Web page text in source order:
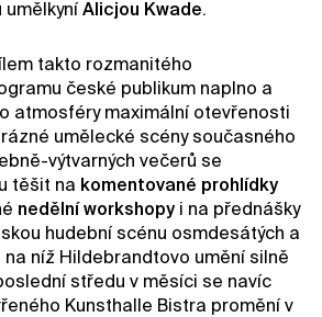
Alicjou Kwade.
takto rozmanitého
české publikum naplno a
atmosféry maximální otevřenosti
umělecké scény současného
výtvarných večerů se
těšit na komentované prohlídky
nedělní workshopy i na přednášky
hudební scénu osmdesátých a
níž Hildebrandtovo umění silně
středu v měsíci se navíc
Kunsthalle Bistra promění v